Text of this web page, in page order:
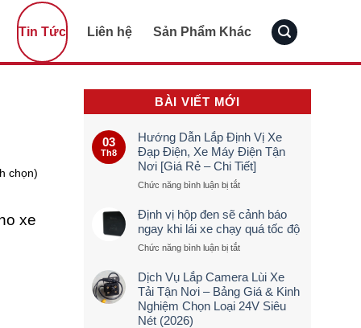
Tin Tức Liên hệ Sản Phẩm Khác
chọn)
xe
BÀI VIẾT MỚI
03
Th8
Hướng Dẫn Lắp Định Vị Xe
Đạp Điện, Xe Máy Điện Tận
Nơi [Giá Rẻ – Chi Tiết]
Chức năng bình luận bị tắtở
Dẫn
Định
Vị
Đạp
Điện,
Xe
Máy
Định vị hộp đen sẽ cảnh báo
ngay khi lái xe chạy quá tốc độ
Chức năng bình luận bị tắtở
hộp
đen
sẽ
Dịch Vụ Lắp Camera Lùi Xe
Tải Tận Nơi – Bảng Giá & Kinh
Nghiệm Chọn Loại 24V Siêu
Nét (2026)